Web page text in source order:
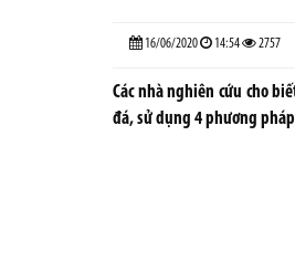
16/06/2020 14:54 2757
Các nhà nghiên cứu cho
đá, sử dụng 4 phương